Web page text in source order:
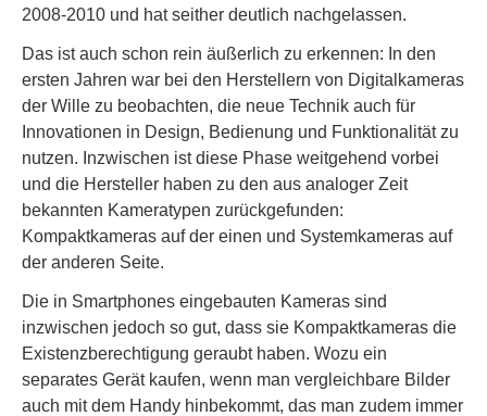
2008-2010 und hat seither deutlich nachgelassen.
Das ist auch schon rein äußerlich zu erkennen: In den
ersten Jahren war bei den Herstellern von Digitalkameras
der Wille zu beobachten, die neue Technik auch für
Innovationen in Design, Bedienung und Funktionalität zu
nutzen. Inzwischen ist diese Phase weitgehend vorbei
und die Hersteller haben zu den aus analoger Zeit
bekannten Kameratypen zurückgefunden:
Kompaktkameras auf der einen und Systemkameras auf
der anderen Seite.
Die in Smartphones eingebauten Kameras sind
inzwischen jedoch so gut, dass sie Kompaktkameras die
Existenzberechtigung geraubt haben. Wozu ein
separates Gerät kaufen, wenn man vergleichbare Bilder
auch mit dem Handy hinbekommt, das man zudem immer